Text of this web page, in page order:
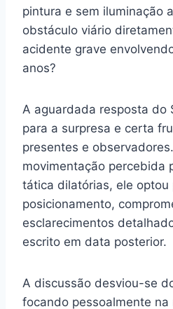
pintura e sem iluminação
obstáculo viário
acidente grave
anos?
A aguardada resposta do
para a surpresa e certa
presentes e
movimentação percebida
tática dilatórias, ele optou
posicionamento,
esclarecimentos
escrito em data posterior.
A discussão desviou-se
focando pessoalmente